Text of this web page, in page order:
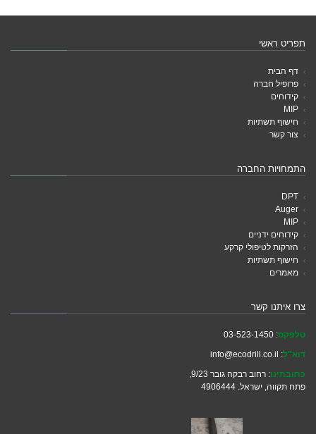
תפריט ראשי
דף הבית
פרופיל חברה
קידוחים
MIP
חישוף תשתיות
צור קשר
התמחויות החברה
DPT
Auger
MIP
קידוחים ידניים
הזרקות לטיפולי קרקע
חישוף תשתיות
מאמרים
צרו איתנו קשר
טלפקס: 03-523-1450
דוא"ל: info@ecodrill.co.il
כתובתינו: רחוב רבקה גובר 9/23,
פתח תקווה, ישראל. 4906444